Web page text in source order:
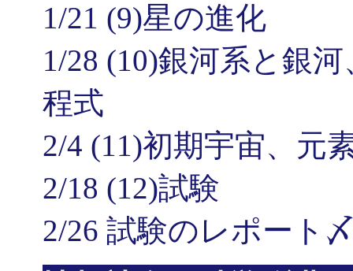
1/21 (9)星の進化
1/28 (10)銀河系と銀
程式
2/4 (11)初期宇宙、元
2/18 (12)試験
2/26 試験のレポート